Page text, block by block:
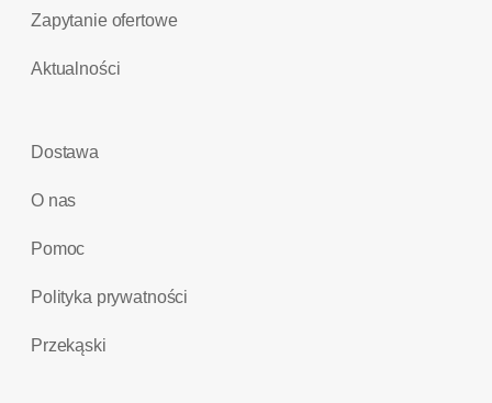
Zapytanie ofertowe
Aktualności
Dostawa
O nas
Pomoc
Polityka prywatności
Przekąski